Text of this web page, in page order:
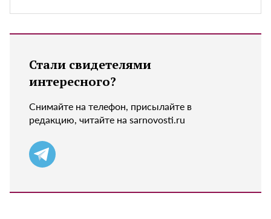
Стали свидетелями
интересного?
Снимайте на телефон, присылайте в
редакцию, читайте на sarnovosti.ru